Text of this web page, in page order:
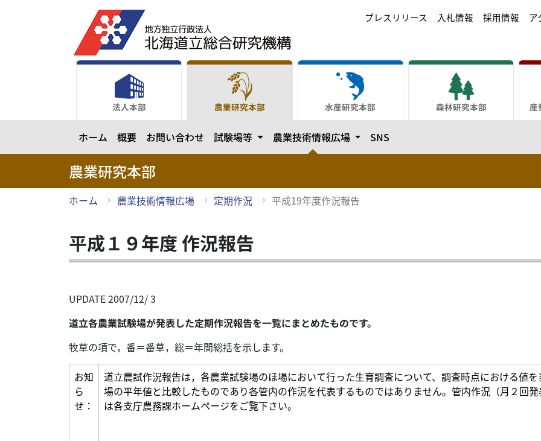
に
キ
プレスリリース 入札情報 採用情報 ア
法人本部 農業研究本部
ホーム 概要 お問い合わせ 試験場等 カテゴリーを開きます
農業技術情報広場 カテゴリーを開きます
SNS
水産研究本部 森林研究本部 産
農業研究本部
ホーム 農業技術情報広場 定期作況 平成19年度作況報告
平成１９年度 作況報告
UPDATE 2007/12/ 3
道立各農業試験場が発表した定期作況報告を一覧にまとめたものです。
牧草の項で，番＝番草，総＝年間総括を示します。
お知
ら
せ：
道立農試作況報告は，各農業試験場のほ場において行った生育調査について、調査時点における値を
場の平年値と比較したものであり各管内の作況を代表するものではありません。管内作況（月２回発
は各支庁農務課ホームページをご覧下さい。